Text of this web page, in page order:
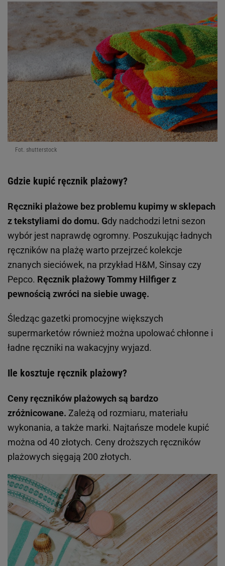
Fot. shutterstock
Gdzie kupić ręcznik plażowy?
Ręczniki plażowe bez problemu kupimy w sklepach
z tekstyliami do domu. Gdy nadchodzi letni sezon
wybór jest naprawdę ogromny. Poszukując ładnych
ręczników na plażę warto przejrzeć kolekcje
znanych sieciówek, na przykład H&M, Sinsay czy
Pepco. Ręcznik plażowy Tommy Hilfiger z
pewnością zwróci na siebie uwagę.
Śledząc gazetki promocyjne większych
supermarketów również można upolować chłonne i
ładne ręczniki na wakacyjny wyjazd.
Ile kosztuje ręcznik plażowy?
Ceny ręczników plażowych są bardzo
zróżnicowane. Zależą od rozmiaru, materiału
wykonania, a także marki. Najtańsze modele kupić
można od 40 złotych. Ceny droższych ręczników
plażowych sięgają 200 złotych.